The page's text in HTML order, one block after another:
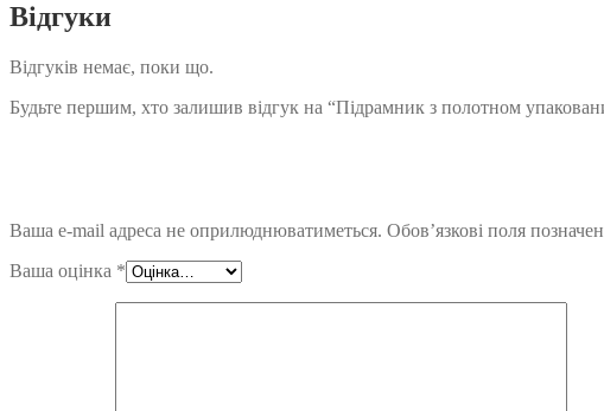
Відгуки
Відгуків немає, поки що.
Будьте першим, хто залишив відгук на “Підрамник з полотном
Ваша e-mail адреса не оприлюднюватиметься. Обов’язкові поля
Ваша оцінка *